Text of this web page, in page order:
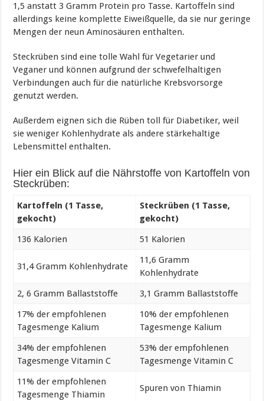
1,5 anstatt 3 Gramm Protein pro Tasse. Kartoffeln sind
allerdings keine komplette Eiweißquelle, da sie nur geringe
Mengen der neun Aminosäuren enthalten.
Steckrüben sind eine tolle Wahl für Vegetarier und
Veganer und können aufgrund der schwefelhaltigen
Verbindungen auch für die natürliche Krebsvorsorge
genutzt werden.
Außerdem eignen sich die Rüben toll für Diabetiker, weil
sie weniger Kohlenhydrate als andere stärkehaltige
Lebensmittel enthalten.
Hier ein Blick auf die Nährstoffe von Kartoffeln von
Steckrüben:
Kartoffeln (1 Tasse,
gekocht)
Steckrüben (1 Tasse,
gekocht)
136 Kalorien
51 Kalorien
31,4 Gramm Kohlenhydrate
11,6 Gramm
Kohlenhydrate
2, 6 Gramm Ballaststoffe
3,1 Gramm Ballaststoffe
17% der empfohlenen
Tagesmenge Kalium
10% der empfohlenen
Tagesmenge Kalium
34% der empfohlenen
Tagesmenge Vitamin C
53% der empfohlenen
Tagesmenge Vitamin C
11% der empfohlenen
Tagesmenge Thiamin
Spuren von Thiamin